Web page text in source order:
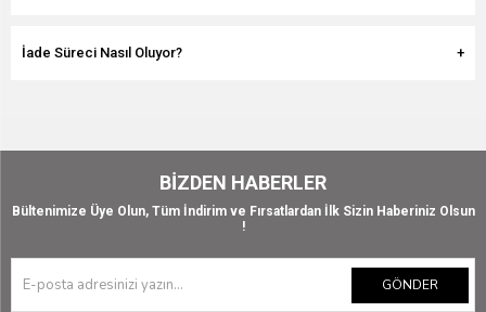
İade Süreci Nasıl Oluyor?
BIZDEN HABERLER
Bültenimize Üye Olun, Tüm İndirim ve Fırsatlardan İlk Sizin Haberiniz Olsun
!
GÖNDER